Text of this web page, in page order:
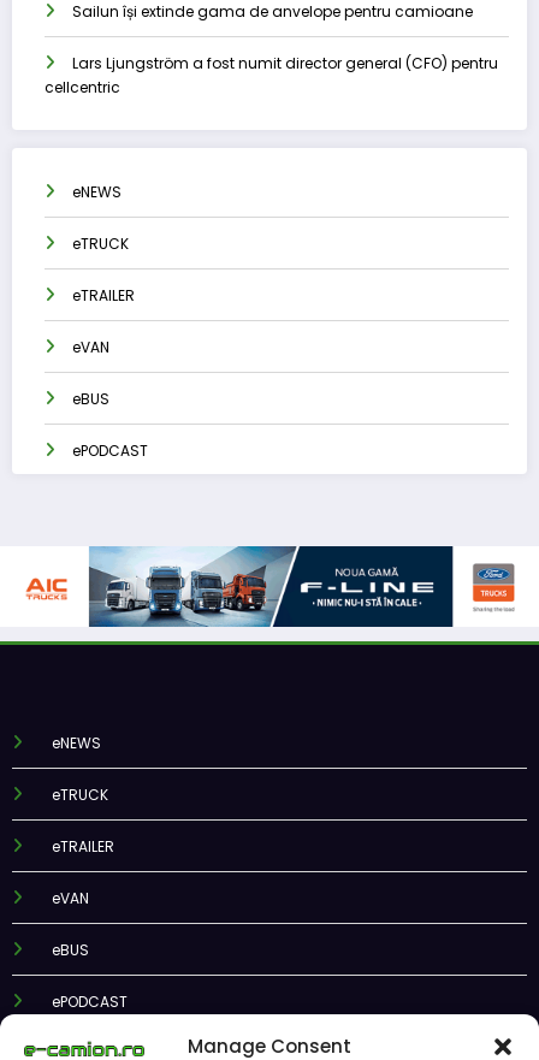
Manage Consent
Sailun își extinde gama de anvelope pentru camioane
Lars Ljungström a fost numit director general (CFO) pentru
cellcentric
eNEWS
eTRUCK
eTRAILER
eVAN
eBUS
ePODCAST
eNEWS
eTRUCK
eTRAILER
eVAN
eBUS
ePODCAST